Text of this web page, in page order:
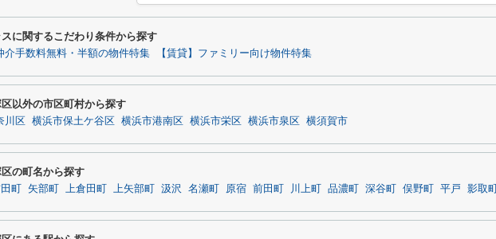
に関するこだわり条件から探す
介手数料無料・半額の物件特集 【賃貸】ファミリー向け物件特集
以外の市区町村から探す
川区 横浜市保土ケ谷区 横浜市港南区 横浜市栄区 横浜市泉区 横須賀市
の町名から探す
町 矢部町 上倉田町 上矢部町 汲沢 名瀬町 原宿 前田町 川上町 品濃町 深谷町 俣野町 平戸 影取町